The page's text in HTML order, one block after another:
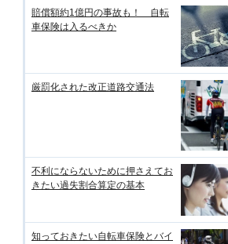
賠償額約1億円の事故も！ 自転
車保険は入るべきか
厳罰化された改正道路交通法
不利にならないために押さえてお
きたい過失割合算定の基本
知っておきたい自転車保険とバイ